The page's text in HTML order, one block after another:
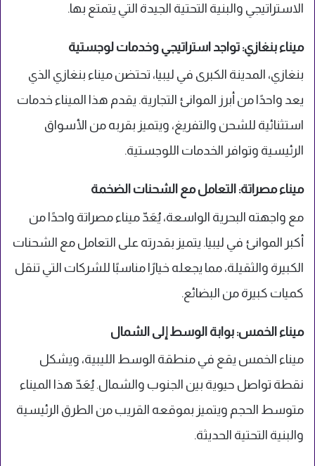
الاستراتيجي والبنية التحتية الجيدة التي يتمتع بها.
ميناء بنغازي: تواجد استراتيجي وخدمات لوجستية
بنغازي، المدينة الكبرى في ليبيا، تحتضن ميناء بنغازي الذي
يعد واحدًا من أبرز الموانئ التجارية. يقدم هذا الميناء خدمات
استثنائية للشحن والتفريغ، ويتميز بقربه من الأسواق
الرئيسية وتوافر الخدمات اللوجستية.
ميناء مصراتة: التعامل مع الشحنات الضخمة
مع واجهته البحرية الواسعة، يُعَدّ ميناء مصراتة واحدًا من
أكبر الموانئ في ليبيا. يتميز بقدرته على التعامل مع الشحنات
الكبيرة والثقيلة، مما يجعله خيارًا مناسبًا للشركات التي تنقل
كميات كبيرة من البضائع.
ميناء الخمس: بوابة الوسط إلى الشمال
ميناء الخمس يقع في منطقة الوسط الليبية، ويشكل
نقطة تواصل حيوية بين الجنوب والشمال. يُعَدّ هذا الميناء
متوسط الحجم ويتميز بموقعه القريب من الطرق الرئيسية
والبنية التحتية الحديثة.